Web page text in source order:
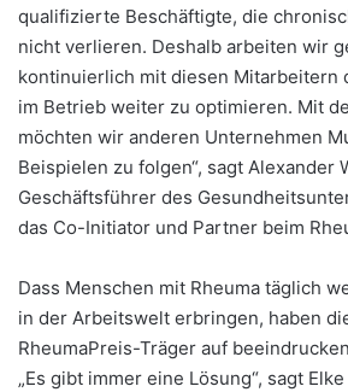
qualifizierte Beschäftigte, die
nicht verlieren. Deshalb arbeiten wir
kontinuierlich mit diesen Mitarbeitern
im Betrieb weiter zu optimieren. Mit
möchten wir anderen Unternehmen
Beispielen zu folgen“, sagt Alexander
Geschäftsführer des
das Co-Initiator und Partner beim
Dass Menschen mit Rheuma täglich
in der Arbeitswelt erbringen, haben
RheumaPreis-Träger auf
„Es gibt immer eine Lösung“, sagt